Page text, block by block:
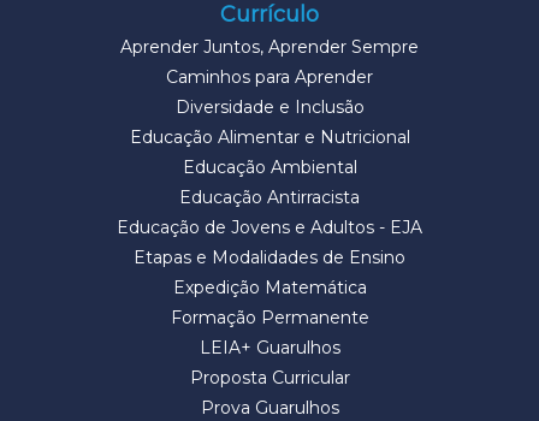
Currículo
Aprender Juntos, Aprender Sempre
Caminhos para Aprender
Diversidade e Inclusão
Educação Alimentar e Nutricional
Educação Ambiental
Educação Antirracista
Educação de Jovens e Adultos - EJA
Etapas e Modalidades de Ensino
Expedição Matemática
Formação Permanente
LEIA+ Guarulhos
Proposta Curricular
Prova Guarulhos